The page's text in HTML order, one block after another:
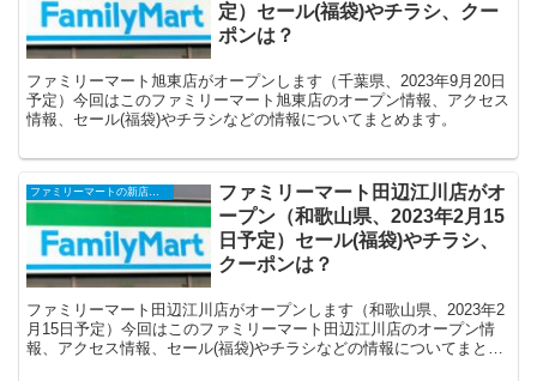
定）セール(福袋)やチラシ、クー
ポンは？
ファミリーマート旭東店がオープンします（千葉県、2023年9月20日
予定）今回はこのファミリーマート旭東店のオープン情報、アクセス
情報、セール(福袋)やチラシなどの情報についてまとめます。
ファミリーマート田辺江川店がオ
ープン（和歌山県、2023年2月15
日予定）セール(福袋)やチラシ、
クーポンは？
ファミリーマート田辺江川店がオープンします（和歌山県、2023年2
月15日予定）今回はこのファミリーマート田辺江川店のオープン情
報、アクセス情報、セール(福袋)やチラシなどの情報についてまとめ